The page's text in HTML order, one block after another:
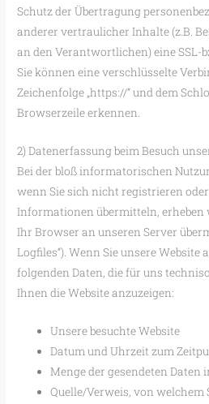
Schutz der Übertragung
anderer vertraulicher Inhalte (z.B.
an den Verantwortlichen) eine SSL-
Sie können eine verschlüsselte
Zeichenfolge „https://“ und dem
Browserzeile erkennen.
2) Datenerfassung beim Besuch
Bei der bloß informatorischen
wenn Sie sich nicht registrieren
Informationen übermitteln, erheben
Ihr Browser an unseren Server
Logfiles“). Wenn Sie unsere
folgenden Daten, die für uns
Ihnen die Website anzuzeigen:
Unsere besuchte Website
Datum und Uhrzeit zum
Menge der gesendeten Daten
Quelle/Verweis, von welchem